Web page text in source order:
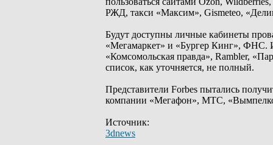
РЖД, такси «Максим», Gismeteo,
Будут доступны личные кабинеты
«Мегамаркет» и «Бургер Кинг», ФНС.
«Комсомольская правда», Rambler,
список, как уточняется, не полный.
Представители Forbes пытались
компании «Мегафон», МТС,
Источник:
3dnews